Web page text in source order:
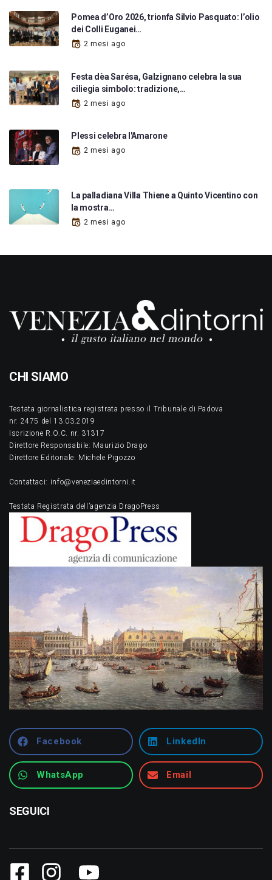
Pomea d’Oro 2026, trionfa Silvio Pasquato: l’olio
dei Colli Euganei…
2 mesi ago
Festa dèa Sarésa, Galzignano celebra la sua
ciliegia simbolo: tradizione,…
2 mesi ago
Plessi celebra l'Amarone
2 mesi ago
La palladiana Villa Thiene a Quinto Vicentino con
la mostra…
2 mesi ago
CHI SIAMO
Testata giornalistica registrata presso il Tribunale di Padova
nr. 2475 del 13.03.2019
Iscrizione R.O.C. nr. 31317
Direttore Responsabile: Maurizio Drago
Direttore Editoriale: Michele Pigozzo
Contattaci: info@veneziaedintorni.it
Testata Registrata dell’agenzia DragoPress
Facebook LinkedIn
WhatsApp Email
SEGUICI